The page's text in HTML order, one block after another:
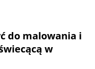
do malowania i
w